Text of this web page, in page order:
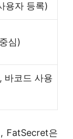
용자 등록)
심)
바코드 사용
FatSecret은